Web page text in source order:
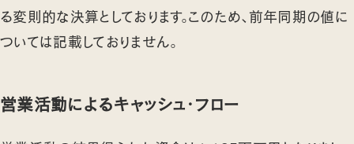
る変則的な決算としております。このため、前年同期の値に
ついては記載しておりません。
営業活動によるキャッシュ・フロー